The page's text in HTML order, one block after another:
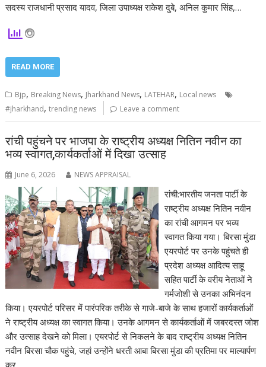
सदस्य राजधानी प्रसाद यादव, जिला उपाध्यक्ष राकेश दुबे, अनिल कुमार सिंह,…
READ MORE
Bjp, Breaking News, Jharkhand News, LATEHAR, Local news
#jharkhand,trending news Leave a comment
रांची पहुंचने पर भाजपा के राष्ट्रीय अध्यक्ष नितिन नवीन का
भव्य स्वागत,कार्यकर्ताओं में दिखा उत्साह
June 6, 2026 NEWS APPRAISAL
रांची:भारतीय जनता पार्टी के
राष्ट्रीय अध्यक्ष नितिन नवीन
का रांची आगमन पर भव्य
स्वागत किया गया। बिरसा मुंडा
एयरपोर्ट पर उनके पहुंचते ही
प्रदेश अध्यक्ष आदित्य साहू
सहित पार्टी के वरीय नेताओं ने
गर्मजोशी से उनका अभिनंदन
किया। एयरपोर्ट परिसर में पारंपरिक तरीके से गाजे-बाजे के साथ हजारों कार्यकर्ताओं
ने राष्ट्रीय अध्यक्ष का स्वागत किया। उनके आगमन से कार्यकर्ताओं में जबरदस्त जोश
और उत्साह देखने को मिला। एयरपोर्ट से निकलने के बाद राष्ट्रीय अध्यक्ष नितिन
नवीन बिरसा चौक पहुंचे, जहां उन्होंने धरती आबा बिरसा मुंडा की प्रतिमा पर माल्यार्पण
कर…